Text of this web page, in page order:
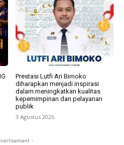
Prestasi Lutfi Ari Bimoko
diharapkan menjadi inspirasi
dalam meningkatkan kualitas
kepemimpinan dan pelayanan
publik
3 Agustus 2026
-